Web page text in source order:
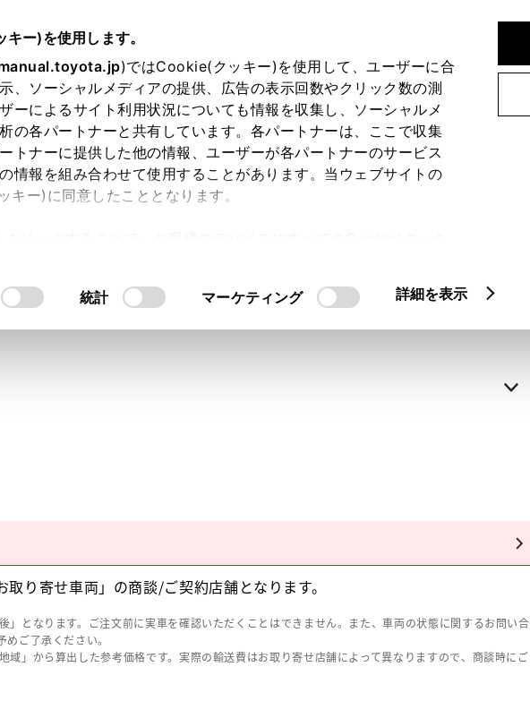
ー)を使用します。
)ではCookie(クッキー)を使用して、ユーザーに合
、ソーシャルメディアの提供、広告の表示回数やクリック数の測
ーによるサイト利用状況についても情報を収集し、ソーシャルメ
の各パートナーと共有しています。各パートナーは、ここで収集
トナーに提供した他の情報、ユーザーが各パートナーのサービス
情報を組み合わせて使用することがあります。当ウェブサイトの
ー)に同意したこととなります。
統計 マーケティング 詳細を表示
入力内容のご確認
ログインして自動入力
り寄せ車両」の商談/ご契約店舗となります。
」となります。ご注文前に実車を確認いただくことはできません。また、車両の状態に関するお問い合
ご了承ください。
域」から算出した参考価格です。実際の輸送費はお取り寄せ店舗によって異なりますので、商談時にご